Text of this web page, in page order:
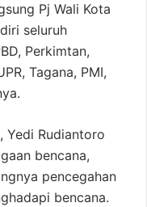
Pj Wali Kota
seluruh
Perkimtan,
Tagana, PMI,
Yedi Rudiantoro
bencana,
pencegahan
bencana.